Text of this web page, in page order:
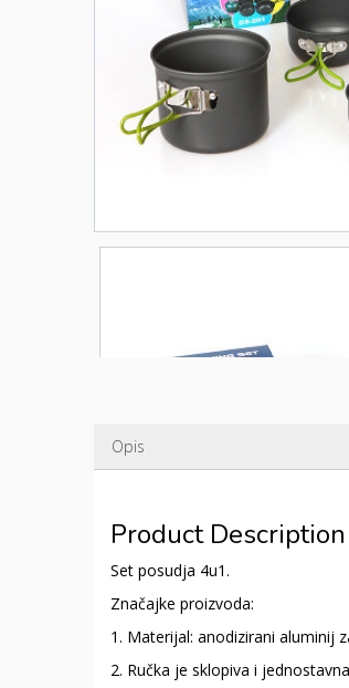
Opis
Product Description
Set posudja 4u1.
Značajke proizvoda:
1. Materijal: anodizirani aluminij
2. Ručka je sklopiva i